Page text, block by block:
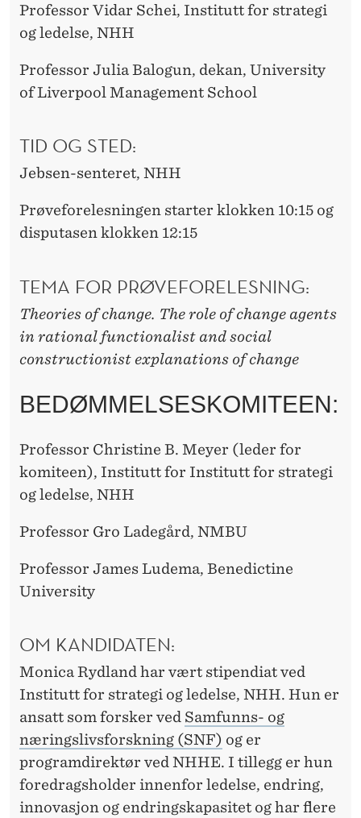
Professor Vidar Schei, Institutt for strategi
og ledelse, NHH
Professor Julia Balogun, dekan, University
of Liverpool Management School
TID OG STED:
Jebsen-senteret, NHH
Prøveforelesningen starter klokken 10:15 og
disputasen klokken 12:15
TEMA FOR PRØVEFORELESNING:
Theories of change. The role of change agents
in rational functionalist and social
constructionist explanations of change
BEDØMMELSESKOMITEEN:
Professor Christine B. Meyer (leder for
komiteen), Institutt for Institutt for strategi
og ledelse, NHH
Professor Gro Ladegård, NMBU
Professor James Ludema, Benedictine
University
OM KANDIDATEN:
Monica Rydland har vært stipendiat ved
Institutt for strategi og ledelse, NHH. Hun er
ansatt som forsker ved Samfunns- og
næringslivsforskning (SNF) og er
programdirektør ved NHHE. I tillegg er hun
foredragsholder innenfor ledelse, endring,
innovasjon og endringskapasitet og har flere